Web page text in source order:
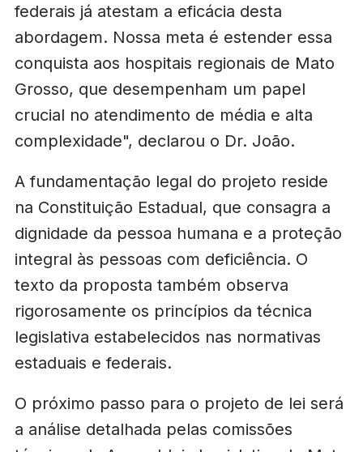
federais já atestam a eficácia desta
abordagem. Nossa meta é estender essa
conquista aos hospitais regionais de Mato
Grosso, que desempenham um papel
crucial no atendimento de média e alta
complexidade", declarou o Dr. João.
A fundamentação legal do projeto reside
na Constituição Estadual, que consagra a
dignidade da pessoa humana e a proteção
integral às pessoas com deficiência. O
texto da proposta também observa
rigorosamente os princípios da técnica
legislativa estabelecidos nas normativas
estaduais e federais.
O próximo passo para o projeto de lei será
a análise detalhada pelas comissões